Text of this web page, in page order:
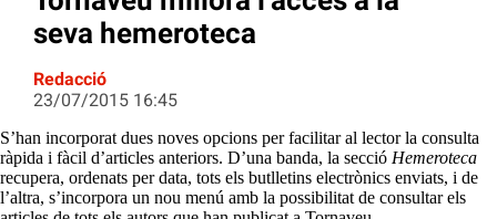
seva hemeroteca
Redacció
23/07/2015 16:45
S’han incorporat dues noves opcions per facilitar al lector la consulta
ràpida i fàcil d’articles anteriors. D’una banda, la secció Hemeroteca
recupera, ordenats per data, tots els butlletins electrònics enviats, i de
l’altra, s’incorpora un nou menú amb la possibilitat de consultar els